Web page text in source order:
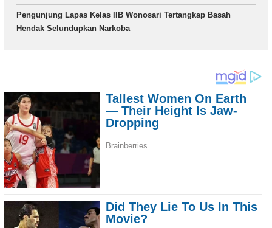
Pengunjung Lapas Kelas IIB Wonosari Tertangkap Basah
Hendak Selundupkan Narkoba